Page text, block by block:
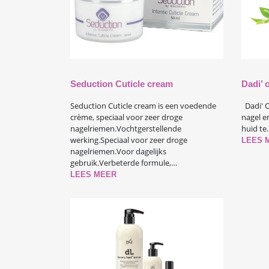
Seduction Cuticle cream
Seduction Cuticle cream is een voedende
crème, speciaal voor zeer droge
nagelriemen.Vochtgerstellende
werking.Speciaal voor zeer droge
nagelriemen.Voor dagelijks
gebruik.Verbeterde formule,…
LEES MEER
Dadi’
Dadi'
nagel
huid
LEES